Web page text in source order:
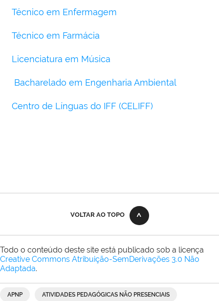
Técnico em Enfermagem
Técnico em Farmácia
Licenciatura em Música
Bacharelado em Engenharia Ambiental
Centro de Línguas do IFF (CELIFF)
VOLTAR AO TOPO
Todo o conteúdo deste site está publicado sob a licença
Creative Commons Atribuição-SemDerivações 3.0 Não
Adaptada.
APNP ATIVIDADES PEDAGÓGICAS NÃO PRESENCIAIS